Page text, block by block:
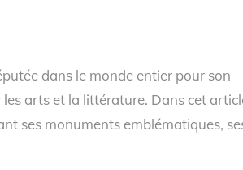
dans le monde entier pour son
arts et la littérature. Dans cet
ses monuments emblématiques,